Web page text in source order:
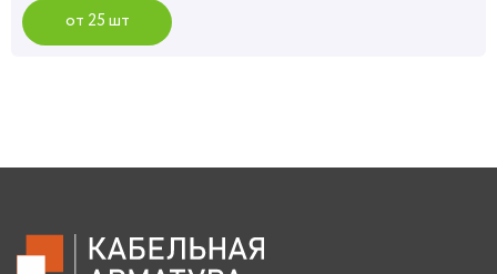
от 25 шт